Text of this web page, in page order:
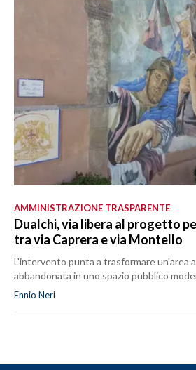
AMMINISTRAZIONE TRASPARENTE
Dualchi, via libera al progetto
tra via Caprera e via Montello
L'intervento punta a trasformare un'area
abbandonata in uno spazio pubblico
Ennio Neri